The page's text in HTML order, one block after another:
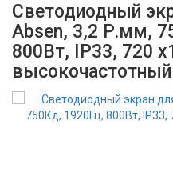
Светодиодный
Absen, 3,2 Р.мм,
800Вт, IP33, 720
высокочастотный